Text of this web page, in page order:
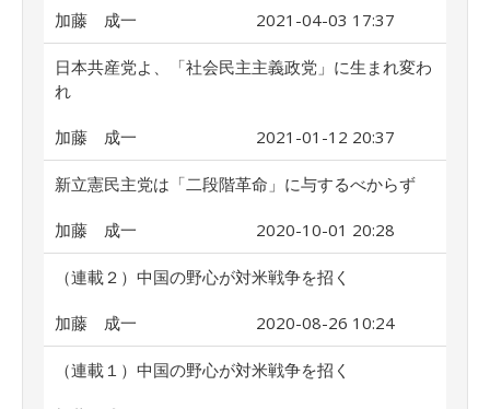
加藤 成一 2021-04-03 17:37
日本共産党よ、「社会民主主義政党」に生まれ変わ
れ
加藤 成一 2021-01-12 20:37
新立憲民主党は「二段階革命」に与するべからず
加藤 成一 2020-10-01 20:28
（連載２）中国の野心が対米戦争を招く
加藤 成一 2020-08-26 10:24
（連載１）中国の野心が対米戦争を招く